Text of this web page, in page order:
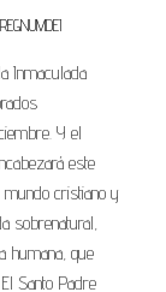
REGNUMDEI
Inmaculada
Y el
este
mundo cristiano y
sobrenatural,
humana, que
Santo Padre